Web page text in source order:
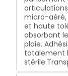
micro-aéré,
et haute
absorbant
plaie.
totalement